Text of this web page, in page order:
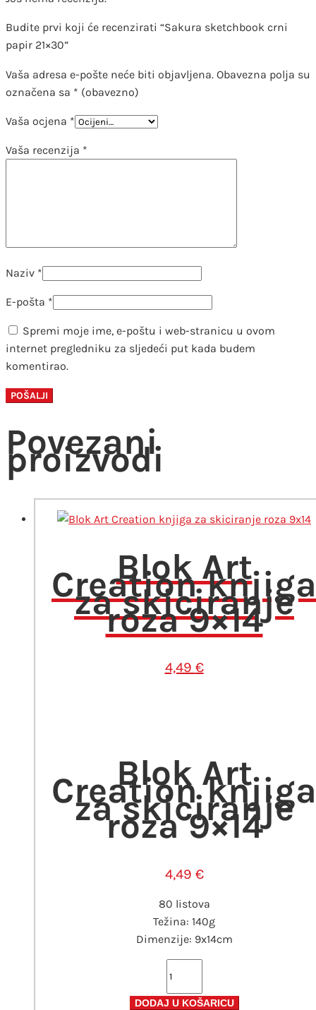
Budite prvi koji će recenzirati “Sakura sketchbook crni
papir 21×30”
Vaša adresa e-pošte neće biti objavljena. Obavezna polja su
označena sa * (obavezno)
Vaša ocjena *
Vaša recenzija *
Naziv *
E-pošta *
Spremi moje ime, e-poštu i web-stranicu u ovom
internet pregledniku za sljedeći put kada budem
komentirao.
Povezani
proizvodi
Blok Art
Creation knjiga
za skiciranje
roza 9×14
4,49 €
Blok Art
Creation knjiga
za skiciranje
roza 9×14
4,49 €
80 listova
Težina: 140g
Dimenzije: 9x14cm
Creation
DODAJ U KOŠARICU